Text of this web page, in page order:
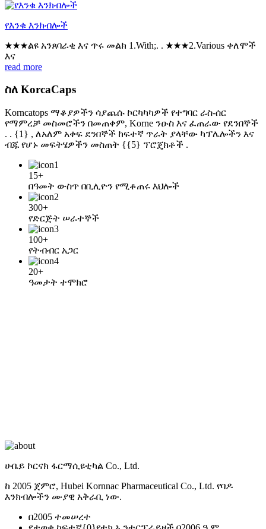
የእንቁ እንክብሎች
★★★ልዩ አንጸባራቂ እና ጥሩ መልክ 1.With;. . ★★★2.Various ቀለሞች
እና
read more
ስለ KorcaCaps
Korncatops ማቆያዎችን ሳያጨሱ ኮርካካካዎች የተግባር ራስ-ሰር
የማምረቻ መስመሮችን በመጠቀም, Korne ንዑስ እና ፈጠራው የደንበኞች
. . {1} , ለአለም አቀፍ ደንበኞች ከፍተኛ ጥራት ያላቸው ካፕሌሎችን እና
ብጁ የሆኑ መፍትሄዎችን መስጠት {{5} ፕሮጄክቶች .
15+
በዓመት ውስጥ በቢሊዮን የሚቆጠሩ እህሎች
300+
የድርጅት ሠራተኞች
100+
የትብብር አጋር
20+
ዓመታት ተሞክሮ
ሁቤይ ኮርናክ ፋርማሲዩቲካል Co., Ltd.
ከ 2005 ጀምሮ, Hubei Kornnac Pharmaceutical Co., Ltd. የባዶ
እንክብሎችን ሙያዊ አቅራቢ ነው.
በ2005 ተመሠረተ